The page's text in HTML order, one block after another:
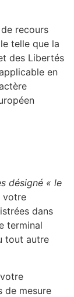
de recours
telle que la
des Libertés
en
désigné « le
votre
dans
terminal
tout autre
de mesure